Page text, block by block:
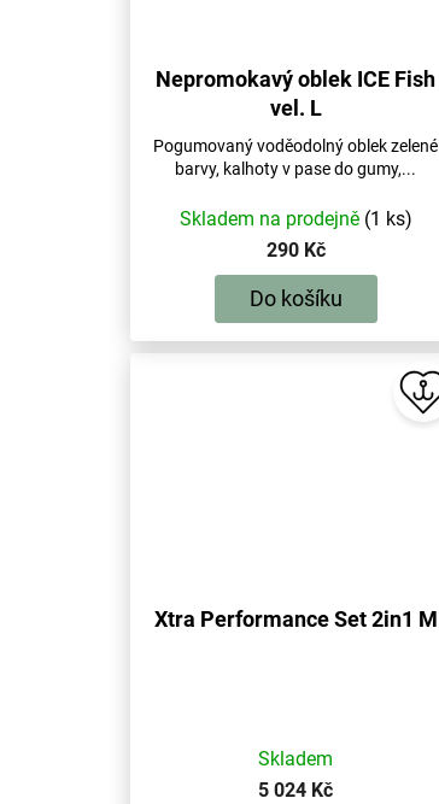
Nepromokavý oblek ICE Fish
vel. L
Skladem na prodejně (1 ks)
290 Kč
Do košíku
Pogumovaný voděodolný oblek zelené
barvy, kalhoty v pase do gumy,...
Xtra Performance Set 2in1 M
Skladem
5 024 Kč